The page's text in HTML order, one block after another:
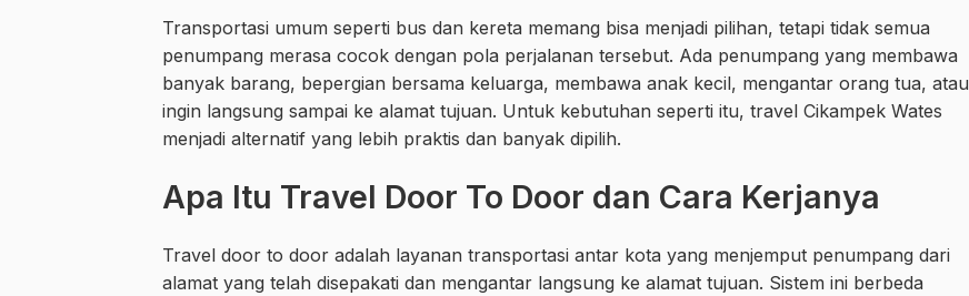
Transportasi umum seperti bus dan kereta memang bisa menjadi pilihan, tetapi tidak semua
penumpang merasa cocok dengan pola perjalanan tersebut. Ada penumpang yang membawa
banyak barang, bepergian bersama keluarga, membawa anak kecil, mengantar orang tua, atau
ingin langsung sampai ke alamat tujuan. Untuk kebutuhan seperti itu, travel Cikampek Wates
menjadi alternatif yang lebih praktis dan banyak dipilih.
Apa Itu Travel Door To Door dan Cara Kerjanya
Travel door to door adalah layanan transportasi antar kota yang menjemput penumpang dari
alamat yang telah disepakati dan mengantar langsung ke alamat tujuan. Sistem ini berbeda